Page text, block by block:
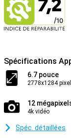
Spécifications
6.7 pouce
2778x1284
12
4k vidéo
Spéc. détaillées